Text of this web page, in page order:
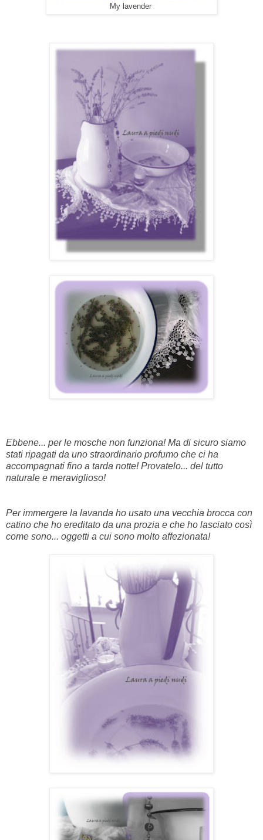
My lavender
Ebbene... per le mosche non funziona! Ma di sicuro siamo
stati ripagati da uno straordinario profumo che ci ha
accompagnati fino a tarda notte! Provatelo... del tutto
naturale e meraviglioso!
Per immergere la lavanda ho usato una vecchia brocca con
catino che ho ereditato da una prozia e che ho lasciato così
come sono... oggetti a cui sono molto affezionata!